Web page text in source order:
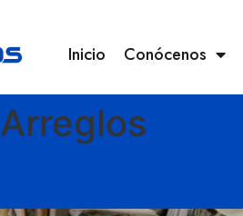
Inicio Conócenos
Arreglos